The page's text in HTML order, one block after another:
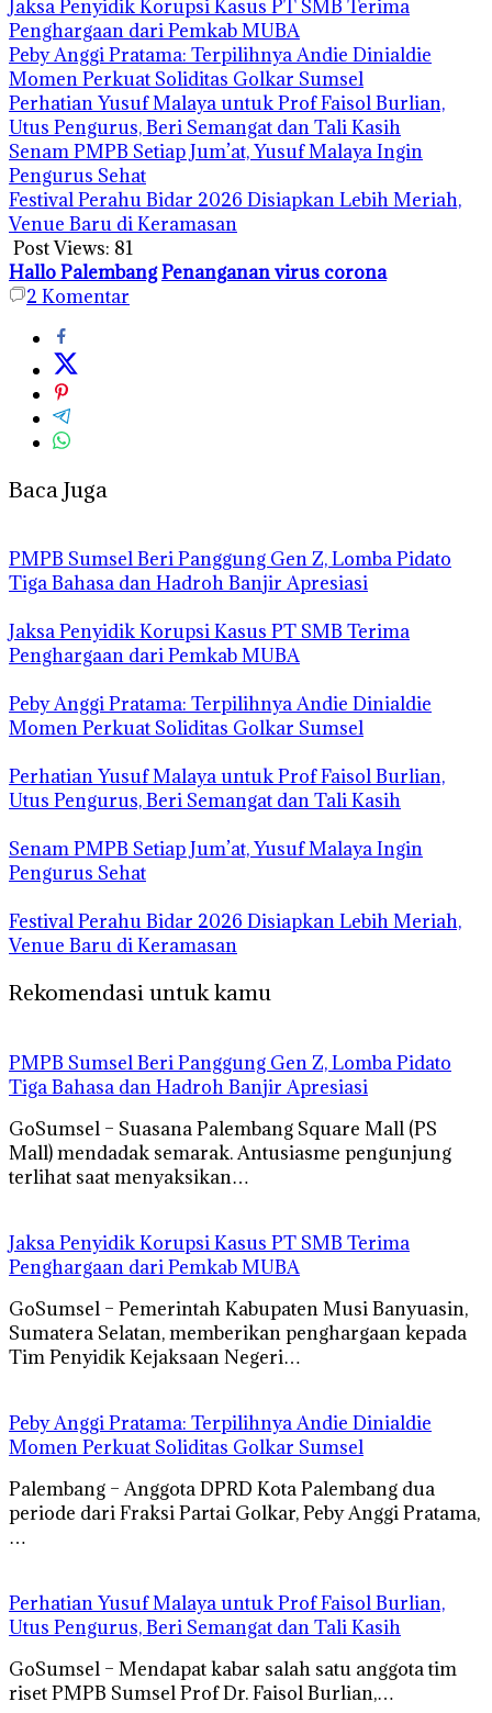
Jaksa Penyidik Korupsi Kasus PT SMB Terima
Penghargaan dari Pemkab MUBA
Peby Anggi Pratama: Terpilihnya Andie Dinialdie
Momen Perkuat Soliditas Golkar Sumsel
Perhatian Yusuf Malaya untuk Prof Faisol Burlian,
Utus Pengurus, Beri Semangat dan Tali Kasih
Senam PMPB Setiap Jum’at, Yusuf Malaya Ingin
Pengurus Sehat
Festival Perahu Bidar 2026 Disiapkan Lebih Meriah,
Venue Baru di Keramasan
Post Views: 81
Hallo PalembangPenanganan virus corona
2 Komentar
Baca Juga
PMPB Sumsel Beri Panggung Gen Z, Lomba Pidato
Tiga Bahasa dan Hadroh Banjir Apresiasi
Jaksa Penyidik Korupsi Kasus PT SMB Terima
Penghargaan dari Pemkab MUBA
Peby Anggi Pratama: Terpilihnya Andie Dinialdie
Momen Perkuat Soliditas Golkar Sumsel
Perhatian Yusuf Malaya untuk Prof Faisol Burlian,
Utus Pengurus, Beri Semangat dan Tali Kasih
Senam PMPB Setiap Jum’at, Yusuf Malaya Ingin
Pengurus Sehat
Festival Perahu Bidar 2026 Disiapkan Lebih Meriah,
Venue Baru di Keramasan
Rekomendasi untuk kamu
PMPB Sumsel Beri Panggung Gen Z, Lomba Pidato
Tiga Bahasa dan Hadroh Banjir Apresiasi
GoSumsel – Suasana Palembang Square Mall (PS
Mall) mendadak semarak. Antusiasme pengunjung
terlihat saat menyaksikan…
Jaksa Penyidik Korupsi Kasus PT SMB Terima
Penghargaan dari Pemkab MUBA
GoSumsel – Pemerintah Kabupaten Musi Banyuasin,
Sumatera Selatan, memberikan penghargaan kepada
Tim Penyidik Kejaksaan Negeri…
Peby Anggi Pratama: Terpilihnya Andie Dinialdie
Momen Perkuat Soliditas Golkar Sumsel
Palembang – Anggota DPRD Kota Palembang dua
periode dari Fraksi Partai Golkar, Peby Anggi Pratama,
…
Perhatian Yusuf Malaya untuk Prof Faisol Burlian,
Utus Pengurus, Beri Semangat dan Tali Kasih
GoSumsel – Mendapat kabar salah satu anggota tim
riset PMPB Sumsel Prof Dr. Faisol Burlian,…